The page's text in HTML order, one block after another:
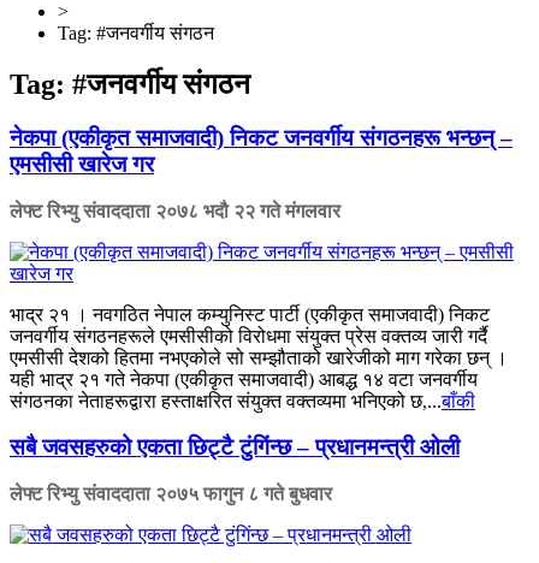
>
Tag: #जनवर्गीय संगठन
Tag: #जनवर्गीय संगठन
नेकपा (एकीकृत समाजवादी) निकट जनवर्गीय संगठनहरू भन्छन् –
एमसीसी खारेज गर
लेफ्ट रिभ्यु संवाददाता २०७८ भदौ २२ गते मंगलवार
भाद्र २१ । नवगठित नेपाल कम्युनिस्ट पार्टी (एकीकृत समाजवादी) निकट
जनवर्गीय संगठनहरूले एमसीसीको विरोधमा संयुक्त प्रेस वक्तव्य जारी गर्दै
एमसीसी देशको हितमा नभएकोले सो सम्झौताको खारेजीको माग गरेका छन् ।
यही भाद्र २१ गते नेकपा (एकीकृत समाजवादी) आबद्ध १४ वटा जनवर्गीय
संगठनका नेताहरूद्वारा हस्ताक्षरित संयुक्त वक्तव्यमा भनिएको छ,...बाँकी
सबै जवसहरुको एकता छिट्टै टुंगिंन्छ – प्रधानमन्त्री ओली
लेफ्ट रिभ्यु संवाददाता २०७५ फागुन ८ गते बुधवार